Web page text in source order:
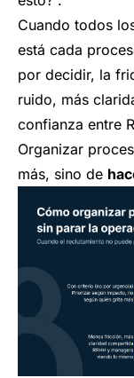
Cuando todos
está cada
por decidir, la
ruido, más
confianza entre
Organizar
más, sino de